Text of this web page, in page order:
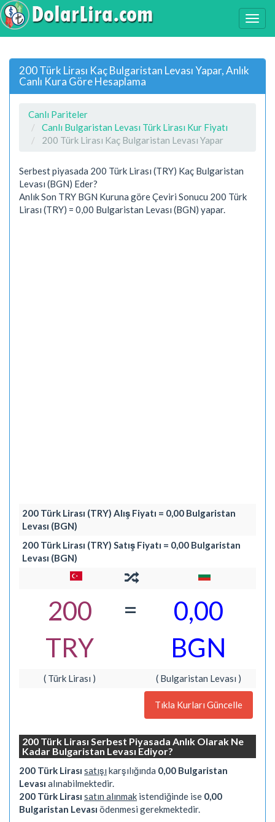
200 Türk Lirası Kaç Bulgaristan Levası Yapar, Anlık
Canlı Kura Göre Hesaplama
Canlı Pariteler
Canlı Bulgaristan Levası Türk Lirası Kur Fiyatı
200 Türk Lirası Kaç Bulgaristan Levası Yapar
Serbest piyasada 200 Türk Lirası (TRY) Kaç Bulgaristan
Levası (BGN) Eder?
Anlık Son TRY BGN Kuruna göre Çeviri Sonucu 200 Türk
Lirası (TRY) = 0,00 Bulgaristan Levası (BGN) yapar.
200 Türk Lirası (TRY) Alış Fiyatı = 0,00 Bulgaristan
Levası (BGN)
200 Türk Lirası (TRY) Satış Fiyatı = 0,00 Bulgaristan
Levası (BGN)
200
TRY
=
0,00
BGN
( Türk Lirası ) ( Bulgaristan Levası )
Tıkla Kurları Güncelle
200 Türk Lirası Serbest Piyasada Anlık Olarak Ne
Kadar Bulgaristan Levası Ediyor?
200 Türk Lirası satışı karşılığında 0,00 Bulgaristan
Levası alınabilmektedir.
200 Türk Lirası satın alınmak istendiğinde ise 0,00
Bulgaristan Levası ödenmesi gerekmektedir.